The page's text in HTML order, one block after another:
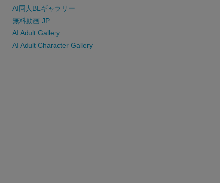
AI同人BLギャラリー
無料動画.JP
AI Adult Gallery
AI Adult Character Gallery